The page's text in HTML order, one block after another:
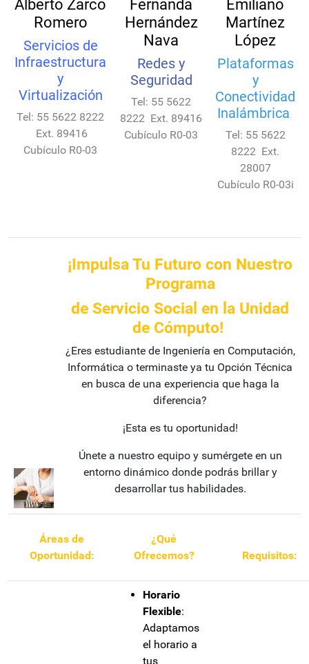
Alberto Zarco
Romero
Servicios de
Infraestructura
y
Virtualización
Tel: 55 5622 8222
Ext. 89416
Cubículo R0-03
Fernanda
Hernández
Nava
Redes y
Seguridad
Tel: 55 5622
8222 Ext. 89416
Cubículo R0-03
Emiliano
Martínez
López
Plataformas
y
Conectividad
Inalámbrica
Tel: 55 5622
8222 Ext.
28007
Cubículo R0-03i
¡Impulsa Tu Futuro con Nuestro
Programa
de Servicio Social en la Unidad
de Cómputo!
¿Eres estudiante de Ingeniería en Computación,
Informática o terminaste ya tu Opción Técnica
en busca de una experiencia que haga la
diferencia?
¡Esta es tu oportunidad!
Únete a nuestro equipo y sumérgete en un
entorno dinámico donde podrás brillar y
desarrollar tus habilidades.
Áreas de
Oportunidad:
¿Qué
Ofrecemos?
Requisitos:
Horario
Flexible:
Adaptamos
el horario a
tus